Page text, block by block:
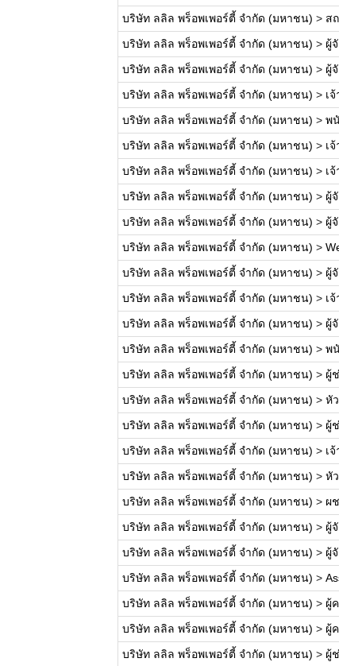
บริษัท ลลิล พร็อพเพอร์ตี้ จำกัด (มหาชน) > ส
บริษัท ลลิล พร็อพเพอร์ตี้ จำกัด (มหาชน) > ผู้
บริษัท ลลิล พร็อพเพอร์ตี้ จำกัด (มหาชน) > ผู้
บริษัท ลลิล พร็อพเพอร์ตี้ จำกัด (มหาชน) > เ
บริษัท ลลิล พร็อพเพอร์ตี้ จำกัด (มหาชน) > พ
บริษัท ลลิล พร็อพเพอร์ตี้ จำกัด (มหาชน) > เ
บริษัท ลลิล พร็อพเพอร์ตี้ จำกัด (มหาชน) > เ
บริษัท ลลิล พร็อพเพอร์ตี้ จำกัด (มหาชน) > ผู้
บริษัท ลลิล พร็อพเพอร์ตี้ จำกัด (มหาชน) > ผู้
บริษัท ลลิล พร็อพเพอร์ตี้ จำกัด (มหาชน) >
บริษัท ลลิล พร็อพเพอร์ตี้ จำกัด (มหาชน) > ผู้
บริษัท ลลิล พร็อพเพอร์ตี้ จำกัด (มหาชน) > เ
บริษัท ลลิล พร็อพเพอร์ตี้ จำกัด (มหาชน) > ผู้
บริษัท ลลิล พร็อพเพอร์ตี้ จำกัด (มหาชน) > พ
บริษัท ลลิล พร็อพเพอร์ตี้ จำกัด (มหาชน) > ผู้
บริษัท ลลิล พร็อพเพอร์ตี้ จำกัด (มหาชน) > หั
บริษัท ลลิล พร็อพเพอร์ตี้ จำกัด (มหาชน) > ผู้
บริษัท ลลิล พร็อพเพอร์ตี้ จำกัด (มหาชน) > เ
บริษัท ลลิล พร็อพเพอร์ตี้ จำกัด (มหาชน) > หั
บริษัท ลลิล พร็อพเพอร์ตี้ จำกัด (มหาชน) > ผ
บริษัท ลลิล พร็อพเพอร์ตี้ จำกัด (มหาชน) > ผู้
บริษัท ลลิล พร็อพเพอร์ตี้ จำกัด (มหาชน) > ผู้
บริษัท ลลิล พร็อพเพอร์ตี้ จำกัด (มหาชน) >
บริษัท ลลิล พร็อพเพอร์ตี้ จำกัด (มหาชน) > ผู้
บริษัท ลลิล พร็อพเพอร์ตี้ จำกัด (มหาชน) > ผู้
บริษัท ลลิล พร็อพเพอร์ตี้ จำกัด (มหาชน) > ผู้